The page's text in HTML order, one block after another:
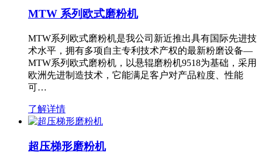
MTW 系列欧式磨粉机
MTW系列欧式磨粉机是我公司新近推出具有国际先进技
术水平，拥有多项自主专利技术产权的最新粉磨设备—
MTW系列欧式磨粉机，以悬辊磨粉机9518为基础，采用
欧洲先进制造技术，它能满足客户对产品粒度、性能
可…
了解详情
超压梯形磨粉机